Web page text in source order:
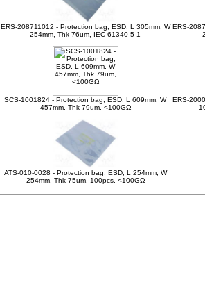
ERS-208711012 - Protection bag, ESD, L 305mm, W
254mm, Thk 76um, IEC 61340-5-1
ERS-
SCS-1001824 - Protection bag, ESD, L 609mm, W
457mm, Thk 79um, <100GΩ
ERS-
ATS-010-0028 - Protection bag, ESD, L 254mm, W
254mm, Thk 75um, 100pcs, <100GΩ